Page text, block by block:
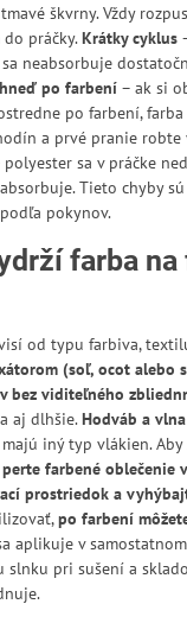
škvrny. Vždy
práčky.Krátky cyklus
neabsorbuje
po farbení – ak si
po farbení,
a prvé pranie robte
polyester sa v práčke
Tieto chyby
pokynov.
farba na
od typu farbiva,
(soľ, ocot alebo
bez viditeľného
aj dlhšie.Hodváb a
iný typ vlákien.
perte farbené oblečenie
prostriedok a
po farbení
aplikuje v
slnku pri sušení a